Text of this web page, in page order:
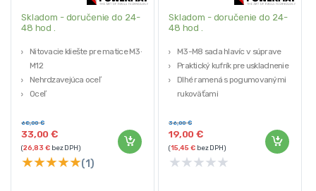
Skladom - doručenie do 24-
48 hod .
Nitovacie kliešte pre matice M3-
M12
Nehrdzavejúca oceľ
Oceľ
Kľúč
33,00€
68,00€
(26,83€bez DPH)
★★★★★(1)
Skladom - doručenie do 24-
48 hod .
M3-M8 sada hlavíc v súprave
Praktický kufrík pre uskladnenie
Dlhé ramená s pogumovanými
rukoväťami
19,00€
36,00€
(15,45€bez DPH)
★★★★★